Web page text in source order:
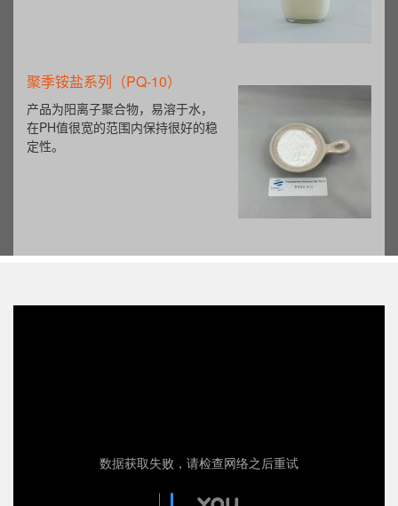
聚季铵盐系列（PQ-10）
产品为阳离子聚合物，易溶于水，
在PH值很宽的范围内保持很好的稳
定性。